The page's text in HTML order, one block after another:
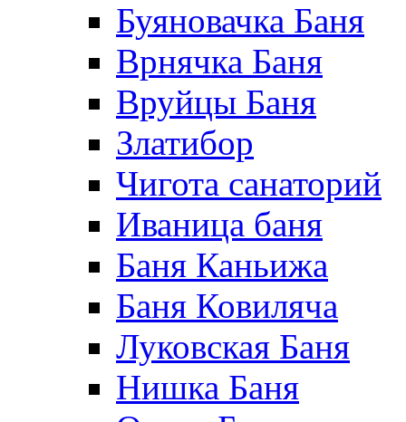
Буяновачка Баня
Врнячка Баня
Вруйцы Баня
Златибор
Чигота санаторий
Иваница баня
Баня Каньижа
Баня Ковиляча
Луковская Баня
Нишка Баня